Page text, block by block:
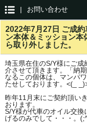
| お問い合わせ
2022年7月27日 ご成
ン本体＆ミッション
ら取り外しました。
埼玉県在住のS/Y様にご
介させて頂きます。「納
なるこの個体は、マンパ
たせしております。<(_
昨年11月末にご契約頂い
おります。
S/Y様が代車のオイル交
げるのみでして・・・。